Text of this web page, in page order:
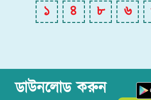
১ ৪ ৮ ৬
ডাউনলোড করুন